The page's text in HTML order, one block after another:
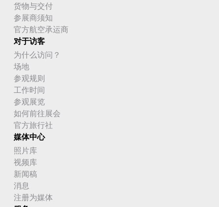
货物与交付
参展商须知
官方航空承运商
对于访客
为什么访问？
场地
参观规则
工作时间
参观展览
如何前往展会
官方旅行社
媒体中心
照片库
视频库
新闻稿
消息
注册为媒体